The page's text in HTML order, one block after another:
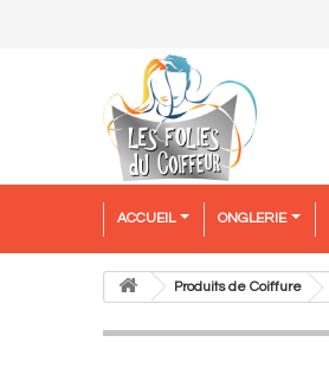
ACCUEIL ONGLERIE
Produits de Coiffure